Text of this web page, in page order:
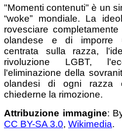
"Momenti contenuti" è un
“woke” mondiale. La
rovesciare
olandese e di imporre
centrata sulla razza,
rivoluzione LGBT,
l'eliminazione della
olandesi di ogni razza
chiederne la rimozione.
Attribuzione immagine:
CC BY-SA 3.0, Wikimedia.